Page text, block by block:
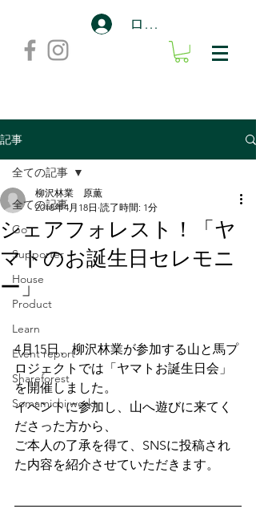
ログイン
記事
全ての記事
Go
Supporter
House
Product
Learn
Event report
Shareforest
Somamichi works
全ての記事
シェアフォレスト！「ヤ
マトのお誕生日セレモニ
ー」
柳沢林業 原薫
2018年4月18日 読了時間: 1分
4月15日、柳沢林業が参加する山と馬プ
ロジェクトでは「ヤマトお誕生日会」
を開催しました。
イベントに参加し、山へ遊びに来てく
ださった方から、
ご本人の了承を得て、SNSに投稿され
た内容を紹介させていただきます。